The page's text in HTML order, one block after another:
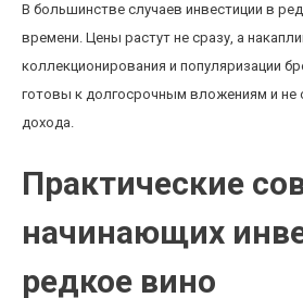
В большинстве случаев инвестиции в
времени. Цены растут не сразу, а
коллекционирования и популяризации
готовы к долгосрочным вложениям и не
дохода.
Практические
начинающих
редкое вино